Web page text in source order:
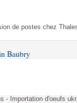
de postes chez
Baubry
- Importation d'oeufs